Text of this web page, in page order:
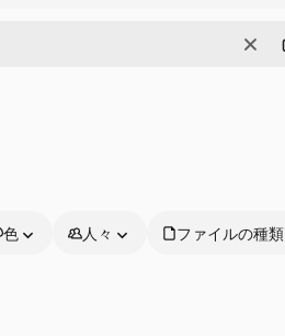
消去
色 人々 ファイルの種類